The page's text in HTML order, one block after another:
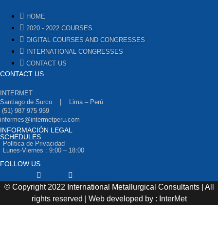
HOME
2020 - 2022 COURSES
DIGITAL COURSES AND CONGRESSES
INTERNATIONAL CONGRESSES
CONTACT US
CONTACT US
INTERMET
Santiago de Surco | Lima – Perú
(51) 987 975 959
informes@intermetperu.com
INFORMACIÓN LEGAL
Política de Privacidad
SCHEDULES
Lunes-Viernes : 9:00 – 18:00
FOLLOW US
© Copyright 2022 International Metallurgical Consultants | All
rights reserved | Web developed by : InterMet